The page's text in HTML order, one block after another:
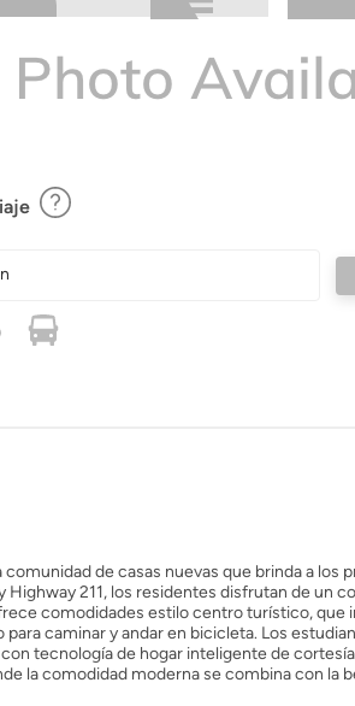
de casas nuevas que brinda a los
211, los residentes disfrutan de un
comodidades estilo centro turístico, que
caminar y andar en bicicleta. Los
tecnología de hogar inteligente de
la comodidad moderna se combina con la